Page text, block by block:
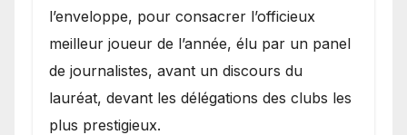
l’enveloppe, pour consacrer l’officieux
meilleur joueur de l’année, élu par un panel
de journalistes, avant un discours du
lauréat, devant les délégations des clubs les
plus prestigieux.